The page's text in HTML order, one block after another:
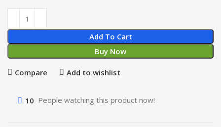
Add To Cart
Buy Now
Compare Add to wishlist
10 People watching this product now!